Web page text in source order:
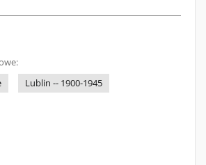
Lublin -- 1900-1945